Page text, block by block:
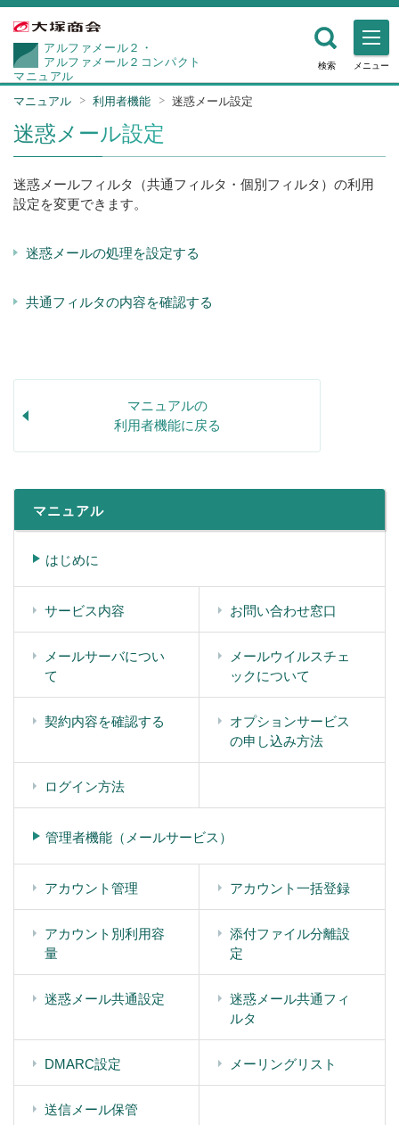
アルファメール２・
アルファメール２コンパクト
マニュアル
検索 メニュー
マニュアル 利用者機能 迷惑メール設定
迷惑メール設定
迷惑メールフィルタ（共通フィルタ・個別フィルタ）の利用
設定を変更できます。
迷惑メールの処理を設定する
共通フィルタの内容を確認する
マニュアルの
利用者機能に戻る
マニュアル
はじめに
サービス内容 お問い合わせ窓口
メールサーバについ
て
メールウイルスチェ
ックについて
契約内容を確認する
オプションサービス
の申し込み方法
ログイン方法
管理者機能（メールサービス）
アカウント管理 アカウント一括登録
アカウント別利用容
量
添付ファイル分離設
定
迷惑メール共通設定
迷惑メール共通フィ
ルタ
DMARC設定 メーリングリスト
送信メール保管